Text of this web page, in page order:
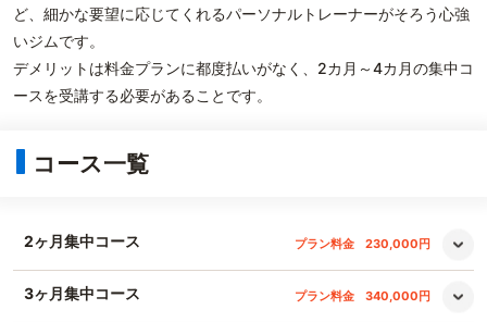
ど、細かな要望に応じてくれるパーソナルトレーナーがそろう心強
いジムです。
デメリットは料金プランに都度払いがなく、2カ月～4カ月の集中コ
ースを受講する必要があることです。
コース一覧
2ヶ月集中コース プラン料金 230,000円
3ヶ月集中コース プラン料金 340,000円